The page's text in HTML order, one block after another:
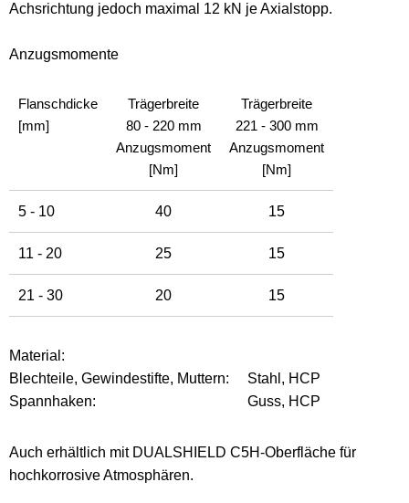
Achsrichtung jedoch maximal 12 kN je Axialstopp.
Anzugsmomente
Flanschdicke
[mm]
Trägerbreite
80 - 220 mm
Anzugsmoment
[Nm]
Trägerbreite
221 - 300 mm
Anzugsmoment
[Nm]
5 - 10 40 15
11 - 20 25 15
21 - 30 20 15
Material:
Blechteile, Gewindestifte, Muttern:
Stahl, HCP
Spannhaken:
Guss, HCP
Auch erhältlich mit DUALSHIELD C5H-Oberfläche für
hochkorrosive Atmosphären.